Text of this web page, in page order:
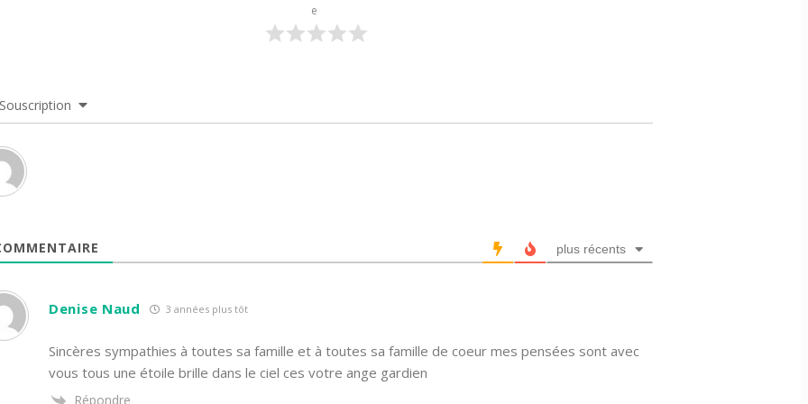
e
Souscription
plus récents
Denise Naud 3 années plus tôt
Sincères sympathies à toutes sa famille et à toutes sa famille de coeur mes pensées sont avec
vous tous une étoile brille dans le ciel ces votre ange gardien
Répondre